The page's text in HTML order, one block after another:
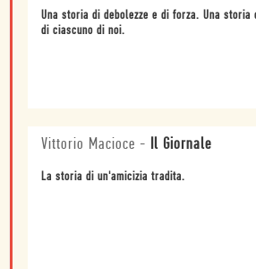
Una storia di debolezze e di forza. Una
di ciascuno di noi.
Vittorio Macioce - Il Giornale
La storia di un'amicizia tradita.